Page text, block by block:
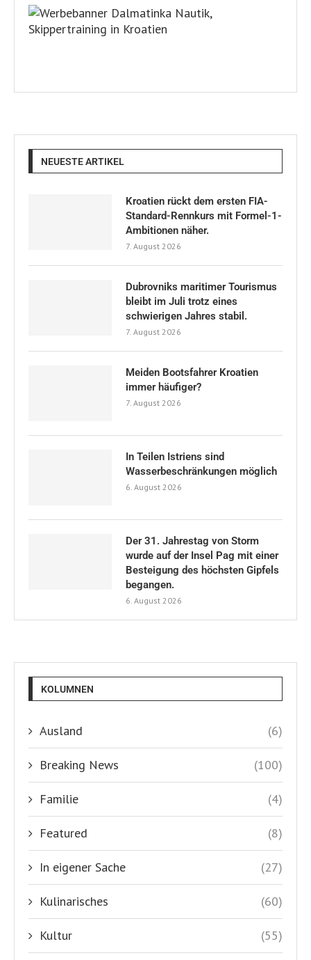
NEUESTE ARTIKEL
Kroatien rückt dem ersten FIA-
Standard-Rennkurs mit Formel-1-
Ambitionen näher.
7. August 2026
Dubrovniks maritimer Tourismus
bleibt im Juli trotz eines
schwierigen Jahres stabil.
7. August 2026
Meiden Bootsfahrer Kroatien
immer häufiger?
7. August 2026
In Teilen Istriens sind
Wasserbeschränkungen möglich
6. August 2026
Der 31. Jahrestag von Storm
wurde auf der Insel Pag mit einer
Besteigung des höchsten Gipfels
begangen.
6. August 2026
KOLUMNEN
Ausland (6)
Breaking News (100)
Familie (4)
Featured (8)
In eigener Sache (27)
Kulinarisches (60)
Kultur (55)